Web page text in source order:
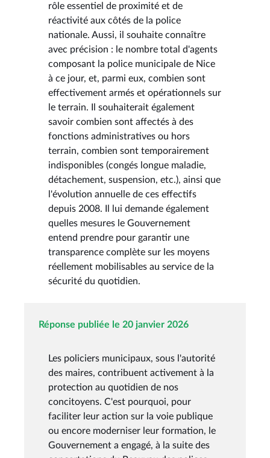
rôle essentiel de proximité et de
réactivité aux côtés de la police
nationale. Aussi, il souhaite connaître
avec précision : le nombre total d'agents
composant la police municipale de Nice
à ce jour, et, parmi eux, combien sont
effectivement armés et opérationnels sur
le terrain. Il souhaiterait également
savoir combien sont affectés à des
fonctions administratives ou hors
terrain, combien sont temporairement
indisponibles (congés longue maladie,
détachement, suspension, etc.), ainsi que
l'évolution annuelle de ces effectifs
depuis 2008. Il lui demande également
quelles mesures le Gouvernement
entend prendre pour garantir une
transparence complète sur les moyens
réellement mobilisables au service de la
sécurité du quotidien.
Réponse publiée le 20 janvier 2026
Les policiers municipaux, sous l'autorité
des maires, contribuent activement à la
protection au quotidien de nos
concitoyens. C'est pourquoi, pour
faciliter leur action sur la voie publique
ou encore moderniser leur formation, le
Gouvernement a engagé, à la suite des